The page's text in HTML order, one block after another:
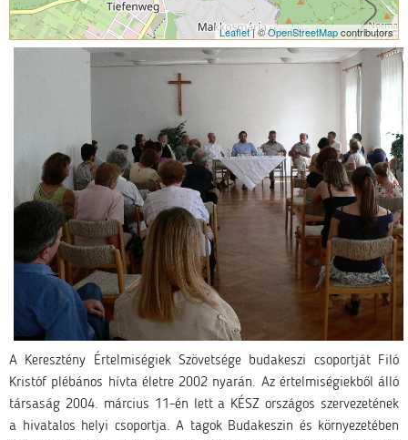
A Keresztény Értelmiségiek Szövetsége budakeszi csoportját Filó
Kristóf plébános hívta életre 2002 nyarán. Az értelmiségiekből álló
társaság 2004. március 11-én lett a KÉSZ országos szervezetének
a hivatalos helyi csoportja. A tagok Budakeszin és környezetében
Leaflet| ©OpenStreetMapcontributors